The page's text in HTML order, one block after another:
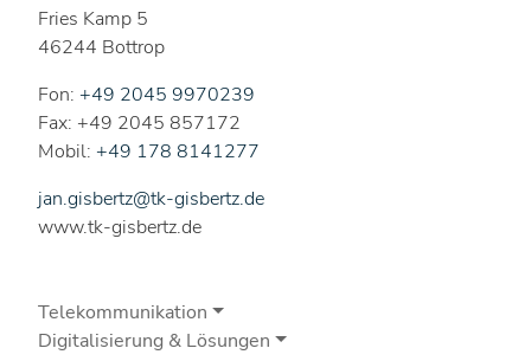
Fries Kamp 5
46244 Bottrop
Fon: +49 2045 9970239
Fax: +49 2045 857172
Mobil: +49 178 8141277
jan.gisbertz@tk-gisbertz.de
www.tk-gisbertz.de
Telekommunikation
Digitalisierung & Lösungen